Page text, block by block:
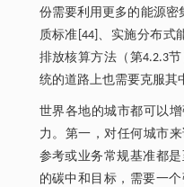
份需要利用更多的能源密
质标准[44]、实施分布式
排放核算方法（第4.2.3
统的道路上也需要克服其
世界各地的城市都可以
力。第一，对任何城市
参考或业务常规基准都
的碳中和目标，需要一